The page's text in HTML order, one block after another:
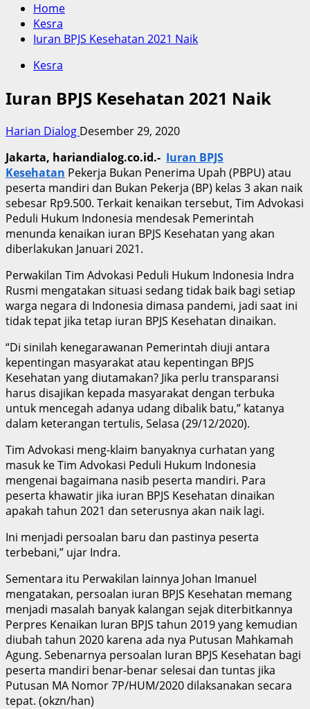
Home
Kesra
Iuran BPJS Kesehatan 2021 Naik
Kesra
Iuran BPJS Kesehatan 2021 Naik
Harian Dialog Desember 29, 2020
Jakarta, hariandialog.co.id.- Iuran BPJS
Kesehatan Pekerja Bukan Penerima Upah (PBPU) atau
peserta mandiri dan Bukan Pekerja (BP) kelas 3 akan naik
sebesar Rp9.500. Terkait kenaikan tersebut, Tim Advokasi
Peduli Hukum Indonesia mendesak Pemerintah
menunda kenaikan iuran BPJS Kesehatan yang akan
diberlakukan Januari 2021.
Perwakilan Tim Advokasi Peduli Hukum Indonesia Indra
Rusmi mengatakan situasi sedang tidak baik bagi setiap
warga negara di Indonesia dimasa pandemi, jadi saat ini
tidak tepat jika tetap iuran BPJS Kesehatan dinaikan.
“Di sinilah kenegarawanan Pemerintah diuji antara
kepentingan masyarakat atau kepentingan BPJS
Kesehatan yang diutamakan? Jika perlu transparansi
harus disajikan kepada masyarakat dengan terbuka
untuk mencegah adanya udang dibalik batu,” katanya
dalam keterangan tertulis, Selasa (29/12/2020).
Tim Advokasi meng-klaim banyaknya curhatan yang
masuk ke Tim Advokasi Peduli Hukum Indonesia
mengenai bagaimana nasib peserta mandiri. Para
peserta khawatir jika iuran BPJS Kesehatan dinaikan
apakah tahun 2021 dan seterusnya akan naik lagi.
Ini menjadi persoalan baru dan pastinya peserta
terbebani,” ujar Indra.
Sementara itu Perwakilan lainnya Johan Imanuel
mengatakan, persoalan iuran BPJS Kesehatan memang
menjadi masalah banyak kalangan sejak diterbitkannya
Perpres Kenaikan Iuran BPJS tahun 2019 yang kemudian
diubah tahun 2020 karena ada nya Putusan Mahkamah
Agung. Sebenarnya persoalan Iuran BPJS Kesehatan bagi
peserta mandiri benar-benar selesai dan tuntas jika
Putusan MA Nomor 7P/HUM/2020 dilaksanakan secara
tepat. (okzn/han)